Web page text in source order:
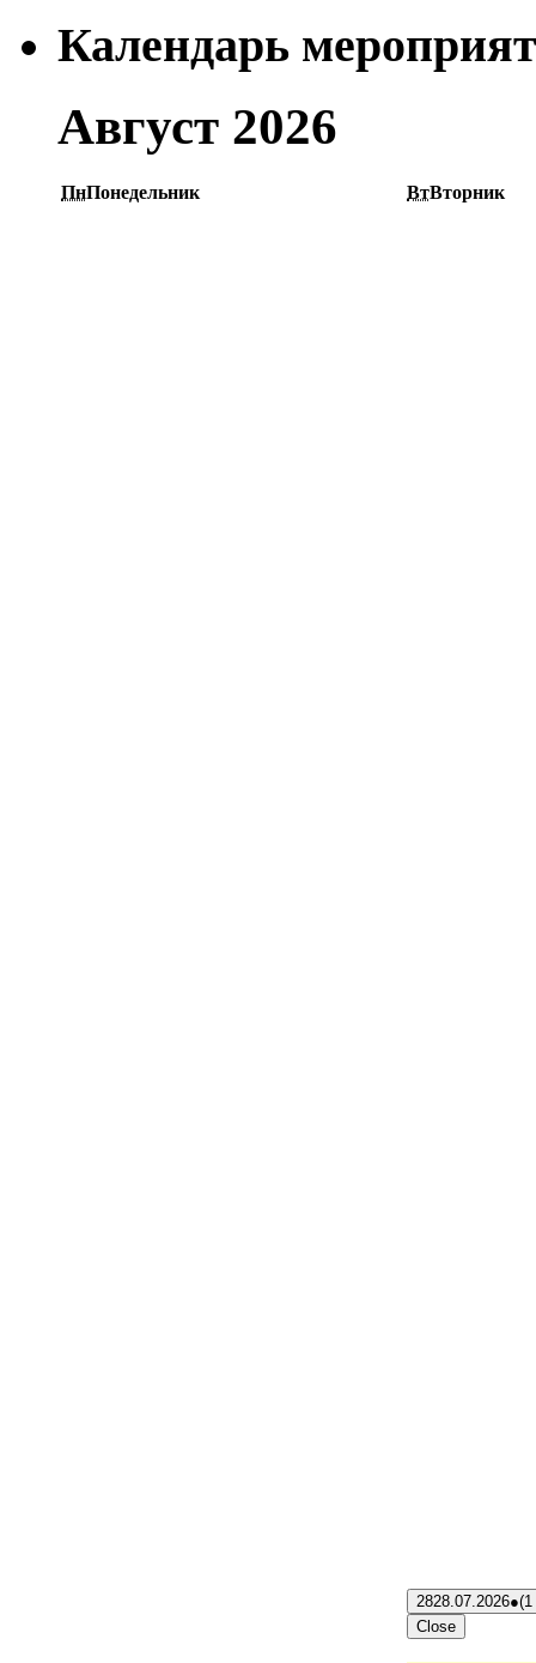
Календарь
Август 2026
ПнПонедельник ВтВторник
2828.07.2026●(1
Close